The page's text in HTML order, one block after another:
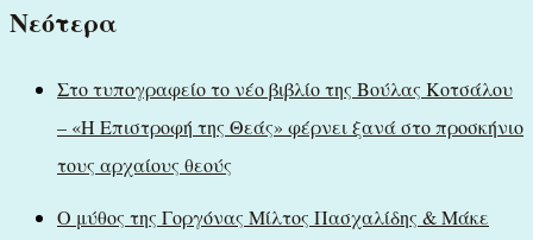
Νεότερα
Στο τυπογραφείο το νέο βιβλίο της Βούλας Κοτσάλου
– «Η Επιστροφή της Θεάς» φέρνει ξανά στο προσκήνιο
τους αρχαίους θεούς
Ο μύθος της Γοργόνας Μίλτος Πασχαλίδης & Μάκε